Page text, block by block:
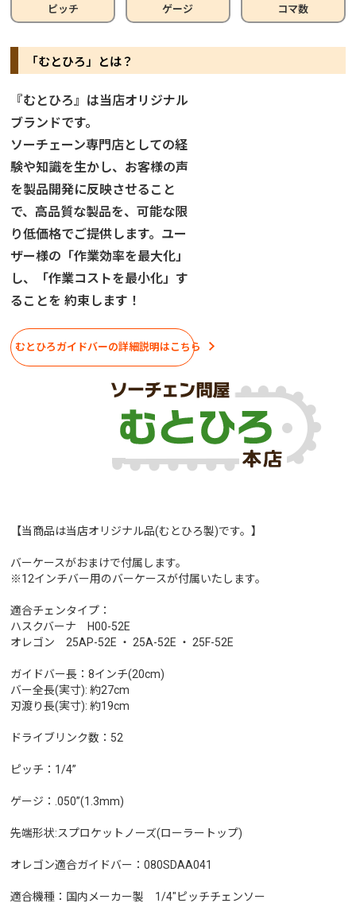
ピッチ ゲージ コマ数
「むとひろ」とは？
『むとひろ』は当店オリジナル
ブランドです。
ソーチェーン専門店としての経
験や知識を生かし、お客様の声
を製品開発に反映させること
で、高品質な製品を、可能な限
り低価格でご提供します。ユー
ザー様の「作業効率を最大化」
し、「作業コストを最小化」す
ることを 約束します！
むとひろガイドバーの詳細説明はこちら
【当商品は当店オリジナル品(むとひろ製)です。】
バーケースがおまけで付属します。
※12インチバー用のバーケースが付属いたします。
適合チェンタイプ：
ハスクバーナ H00-52E
オレゴン 25AP-52E ・ 25A-52E ・ 25F-52E
ガイドバー長：8インチ(20cm)
バー全長(実寸): 約27cm
刃渡り長(実寸): 約19cm
ドライブリンク数：52
ピッチ：1/4”
ゲージ：.050”(1.3mm)
先端形状:スプロケットノーズ(ローラートップ)
オレゴン適合ガイドバー：080SDAA041
適合機種：国内メーカー製 1/4"ピッチチェンソー